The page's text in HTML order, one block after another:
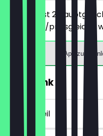
Du bestellst 2
günstigere/preisgleiche
App zum
2für1 Drink
~8 € Vorteil